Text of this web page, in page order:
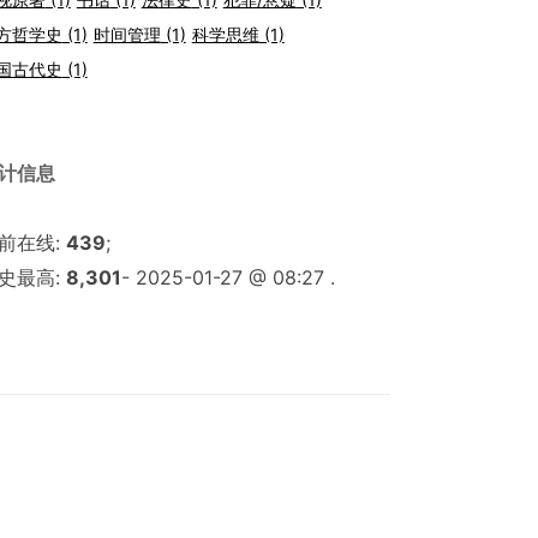
哲学史 (1) 时间管理 (1) 科学思维(1)
古代史 (1)
信息
在线: 439;
最高: 8,301- 2025-01-27 @ 08:27 .